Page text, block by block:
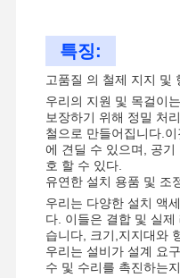
특징:
고품질 의 철제 지지 및
우리의 지원 및 목걸이
보장하기 위해 정밀 처
철으로 만들어집니다.
에 견딜 수 있으며, 공기
호 할 수 있다.
유연한 설치 용품 및 조
우리는 다양한 설치 액
다. 이들은 결합 및 실
습니다, 크기,지지대와
우리는 설비가 설계 요
수 및 수리를 촉진하는